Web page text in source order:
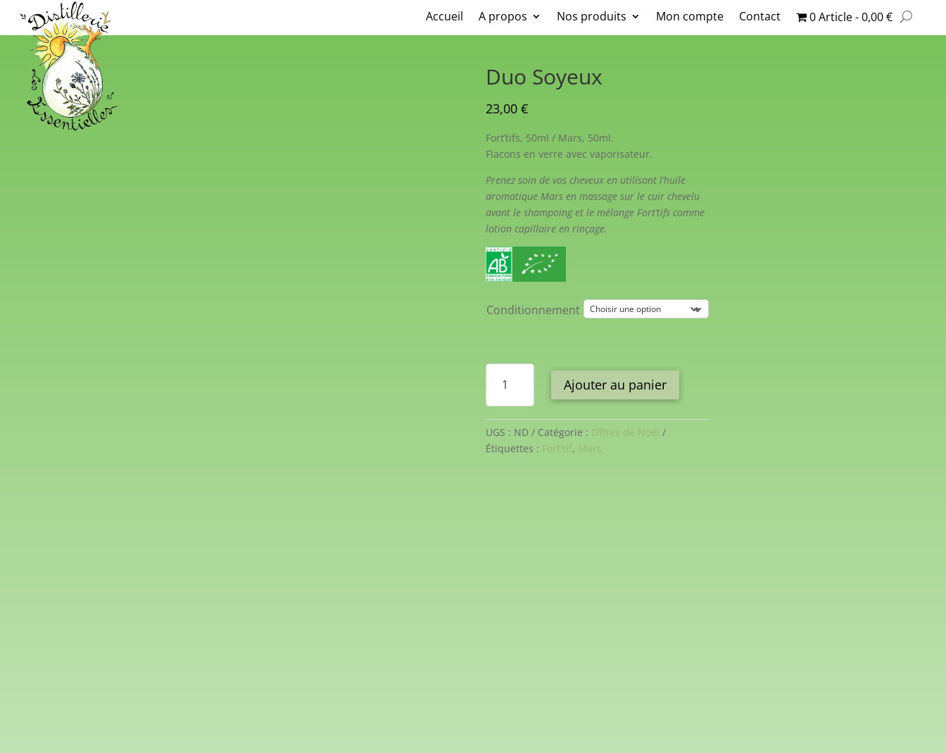
Accueil A propos Nos produits Mon compte Contact 0 Article 0,00 €
Duo Soyeux
23,00€
Fort’tifs, 50ml / Mars, 50ml.
Flacons en verre avec vaporisateur.
Prenez soin de vos cheveux en utilisant l’huile
aromatique Mars en massage sur le cuir chevelu
avant le shampoing et le mélange Fort’tifs comme
lotion capillaire en rinçage.
Conditionnement
quantité
Duo
Soyeux
Ajouter au panier
UGS : ND Catégorie : Offres de Noël
Étiquettes : Fort'tif, Mars